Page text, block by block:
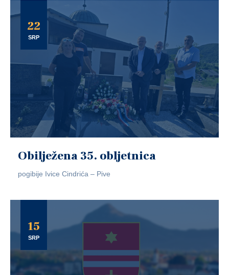
22
SRP
Obilježena 35. obljetnica
pogibije Ivice Cindrića – Pive
15
SRP